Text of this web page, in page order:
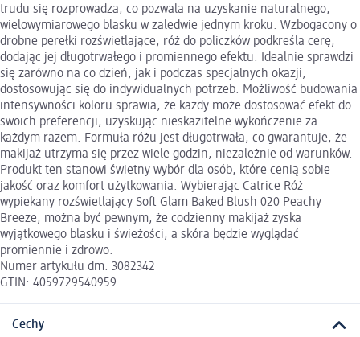
trudu się rozprowadza, co pozwala na uzyskanie naturalnego,
wielowymiarowego blasku w zaledwie jednym kroku. Wzbogacony o
drobne perełki rozświetlające, róż do policzków podkreśla cerę,
dodając jej długotrwałego i promiennego efektu. Idealnie sprawdzi
się zarówno na co dzień, jak i podczas specjalnych okazji,
dostosowując się do indywidualnych potrzeb. Możliwość budowania
intensywności koloru sprawia, że każdy może dostosować efekt do
swoich preferencji, uzyskując nieskazitelne wykończenie za
każdym razem. Formuła różu jest długotrwała, co gwarantuje, że
makijaż utrzyma się przez wiele godzin, niezależnie od warunków.
Produkt ten stanowi świetny wybór dla osób, które cenią sobie
jakość oraz komfort użytkowania. Wybierając Catrice Róż
wypiekany rozświetlający Soft Glam Baked Blush 020 Peachy
Breeze, można być pewnym, że codzienny makijaż zyska
wyjątkowego blasku i świeżości, a skóra będzie wyglądać
promiennie i zdrowo.
Numer artykułu dm: 3082342
GTIN: 4059729540959
Cechy